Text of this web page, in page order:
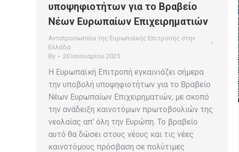
υποψηφιοτήτων για το Βραβείο
Νέων Ευρωπαίων Επιχειρηματιών
Αντιπροσωπεία της Ευρωπαϊκής Επιτροπής στην
Ελλάδα
By
20 Ιανουαρίου 2025
Η Ευρωπαϊκή Επιτροπή εγκαινιάζει σήμερα
την υποβολή υποψηφιοτήτων για το Βραβείο
Νέων Ευρωπαίων Επιχειρηματιών, με σκοπό
την ανάδειξη καινοτόμων πρωτοβουλιών της
νεολαίας απ’ όλη την Ευρώπη. Το βραβείο
αυτό θα δώσει στους νέους και τις νέες
καινοτόμους πρόσβαση σε πολύτιμες